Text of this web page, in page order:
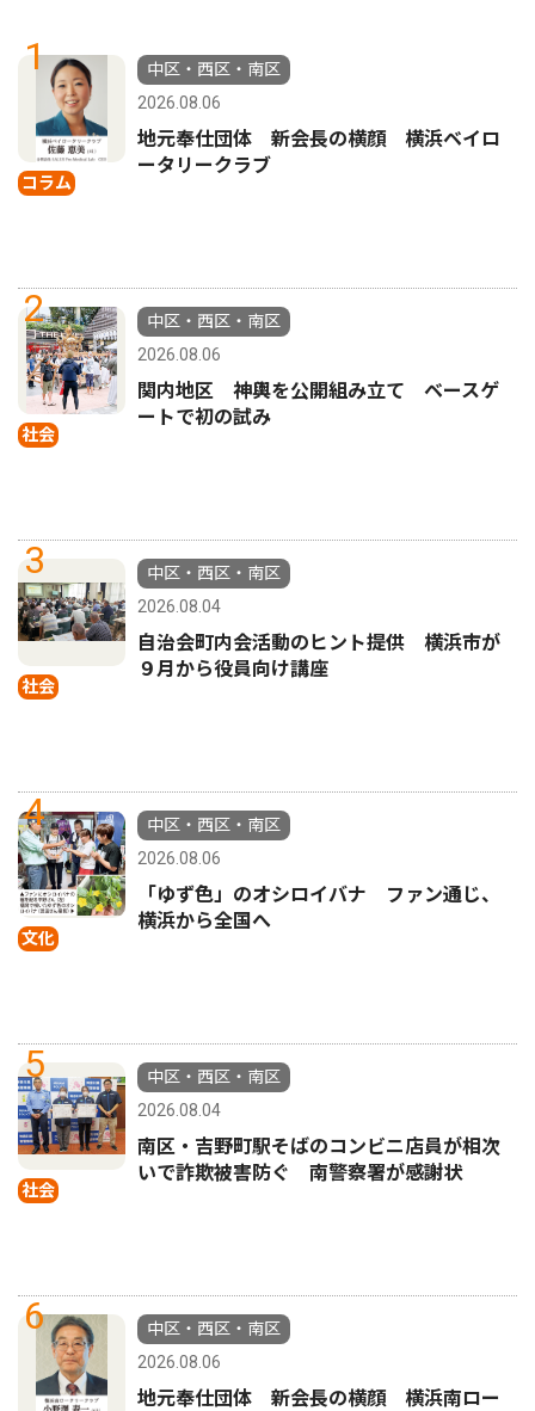
1
コラム
中区・西区・南区
2026.08.06
地元奉仕団体 新会長の横顔 横浜ベイロ
ータリークラブ
2
社会
中区・西区・南区
2026.08.06
関内地区 神輿を公開組み立て ベースゲ
ートで初の試み
3
社会
中区・西区・南区
2026.08.04
自治会町内会活動のヒント提供 横浜市が
９月から役員向け講座
4
文化
中区・西区・南区
2026.08.06
「ゆず色」のオシロイバナ ファン通じ、
横浜から全国へ
5
社会
中区・西区・南区
2026.08.04
南区・吉野町駅そばのコンビニ店員が相次
いで詐欺被害防ぐ 南警察署が感謝状
6
中区・西区・南区
2026.08.06
地元奉仕団体 新会長の横顔 横浜南ロー